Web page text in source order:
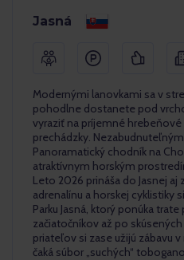
Jasná
Modernými lanovkami sa v
pohodlne dostanete pod
vyraziť na príjemné hrebeňové
prechádzky.
Panoramatický chodník na
atraktívnym horským
Leto 2026 prináša do Jasnej
adrenalínu a horskej cyklistiky
Parku Jasná, ktorý ponúka
začiatočníkov až po
priateľov si zase užijú zábavu
čaká súbor „suchých“